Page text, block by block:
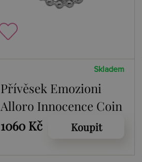
Skladem
Přívěsek Emozioni
Alloro Innocence Coin
456
1060 Kč Koupit